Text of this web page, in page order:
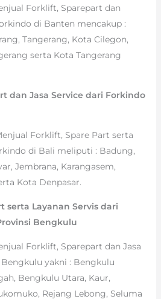
Forklift, Sparepart dan
di Banten mencakup :
Tangerang, Kota Cilegon,
serta Kota Tangerang
dan Jasa Service dari Forkindo
Forklift, Spare Part serta
di Bali meliputi : Badung,
Jembrana, Karangasem,
Kota Denpasar.
serta Layanan Servis dari
Bengkulu
Forklift, Sparepart dan Jasa
yakni : Bengkulu
Bengkulu Utara, Kaur,
Rejang Lebong, Seluma